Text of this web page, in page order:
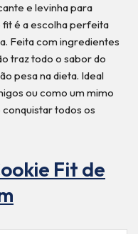
e levinha para
fit é a escolha perfeita
Feita com ingredientes
traz todo o sabor do
pesa na dieta. Ideal
ou como um mimo
todos os
Fit de